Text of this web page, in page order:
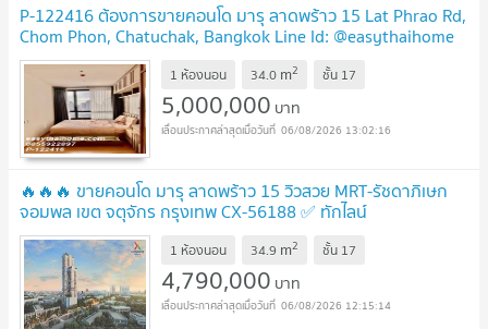
P-122416 ต้องการขายคอนโด มารุ ลาดพร้าว 15 Lat Phrao Rd,
Chom Phon, Chatuchak, Bangkok Line Id: @easythaihome
085-592-2897
1 ห้องนอน 34.0 m2 ชั้น 17
5,000,000 บาท
06/08/2026 13:02:16
🔥🔥🔥 ขายคอนโด มารุ ลาดพร้าว 15 วิวสวย MRT-รัชดาภิเษก
จอมพล เขต จตุจักร กรุงเทพ CX-56188 ✅ ทักไลน์
@connexproperty ตอบทันที ทีมงานมืออาชีพ ✅ 🔥🔥🔥
1 ห้องนอน 34.9 m2 ชั้น 17
4,790,000 บาท
06/08/2026 12:15:14